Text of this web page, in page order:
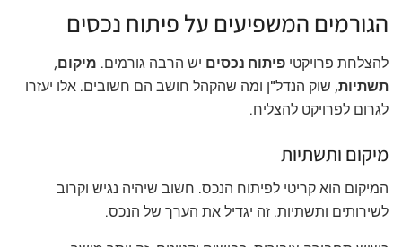
הגורמים המשפיעים על פיתוח נכסים
להצלחת פרויקטי פיתוח נכסים יש הרבה גורמים. מיקום,
תשתיות, שוק הנדל"ן ומה שהקהל חושב הם חשובים. אלו יעזרו
לגרום לפרויקט להצליח.
מיקום ותשתיות
המיקום הוא קריטי לפיתוח הנכס. חשוב שיהיה נגיש וקרוב
לשירותים ותשתיות. זה יגדיל את הערך של הנכס.